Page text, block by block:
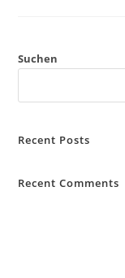
Suchen
Recent Posts
Recent Comments